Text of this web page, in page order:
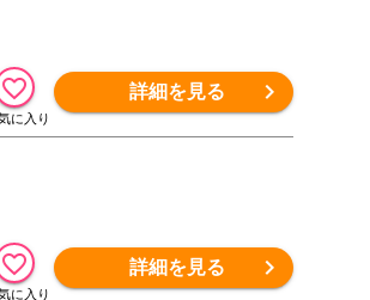
詳細を見る
詳細を見る